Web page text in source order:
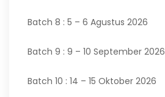
Batch 8 : 5 – 6 Agustus 2026
Batch 9 : 9 – 10 September 2026
Batch 10 : 14 – 15 Oktober 2026